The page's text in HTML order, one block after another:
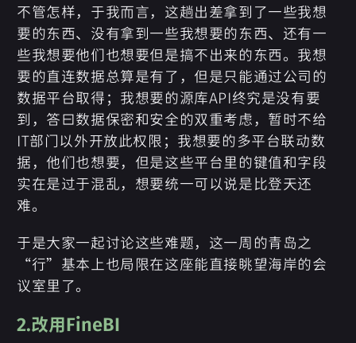
不管怎样，于我而言，这趟出差拿到了一些我想
要的东西、没有拿到一些我想要的东西、还有一
些我想要他们也想要但是搞不出来的东西。我想
要的直连数据总算是有了，但是只能通过公司的
数据平台取得；我想要的源库API终究是没有要
到，答曰数据保密和安全的双重考虑，暂时不给
IT部门以外开放此权限；我想要的多平台联动数
据，他们也想要，但是这些平台里的键值和字段
实在是过于混乱，想要统一可以说是比登天还
难。
于是大家一起讨论这些难题，这一周的青岛之
“行”基本上也局限在这座能直接眺望海岸的会
议室里了。
2.改用FineBI